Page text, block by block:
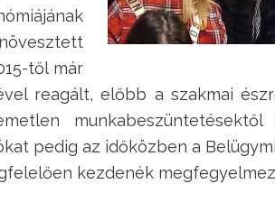
től már
reagált, előbb a szakmai
munkabeszüntetésektől
pedig az időközben a
kezdenék